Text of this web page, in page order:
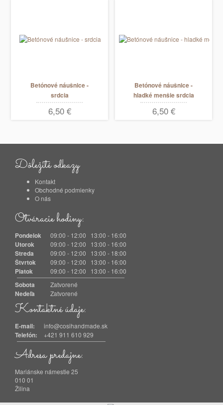
Betónové náušnice -
srdcia
6,50 €
Betónové náušnice -
hladké menšie srdcia
6,50 €
Dôležité odkazy
Kontakt
Obchodné podmienky
O nás
Otváracie hodiny:
Pondelok 09:00 - 12:00 13:00 - 16:00
Utorok 09:00 - 12:00 13:00 - 16:00
Streda 09:00 - 12:00 13:00 - 18:00
Štvrtok 09:00 - 12:00 13:00 - 16:00
Piatok 09:00 - 12:00 13:00 - 16:00
Sobota Zatvorené
Nedeľa Zatvorené
Kontaktné údaje:
E-mail: info@cosihandmade.sk
Telefón: +421 911 610 929
Adresa predajne:
Mariánske námestie 25
010 01
Žilina